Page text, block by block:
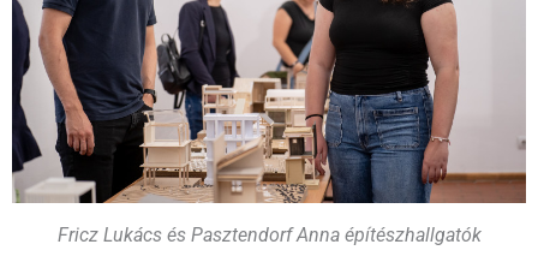
Fricz Lukács és Pasztendorf Anna építészhallgatók